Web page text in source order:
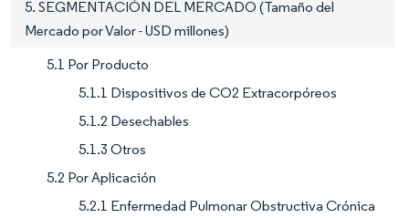
5. SEGMENTACIÓN DEL MERCADO (Tamaño del
Mercado por Valor - USD millones)
5.1 Por Producto
5.1.1 Dispositivos de CO2 Extracorpóreos
5.1.2 Desechables
5.1.3 Otros
5.2 Por Aplicación
5.2.1 Enfermedad Pulmonar Obstructiva Crónica